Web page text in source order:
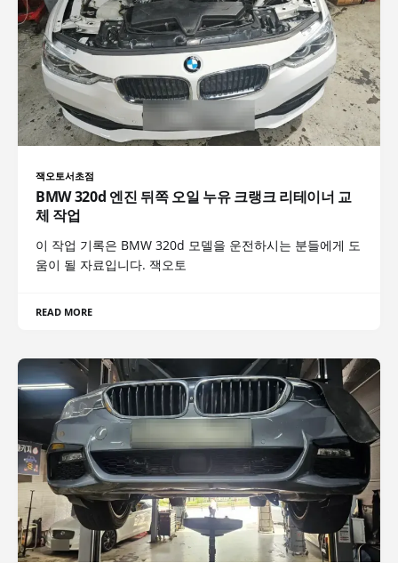
잭오토서초점
BMW 320d 엔진 뒤쪽 오일 누유 크랭크 리테이너 교
체 작업
이 작업 기록은 BMW 320d 모델을 운전하시는 분들에게 도
움이 될 자료입니다. 잭오토
READ MORE